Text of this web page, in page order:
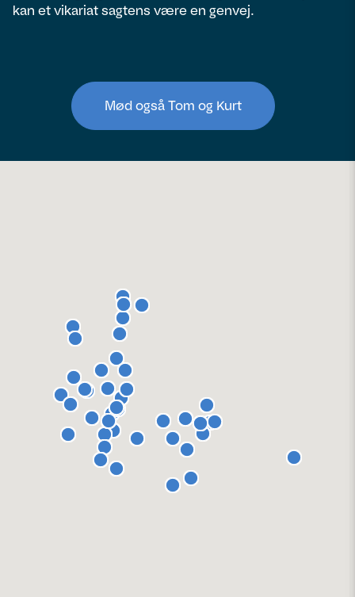
kan et vikariat sagtens være en genvej.
Mød også Tom og Kurt